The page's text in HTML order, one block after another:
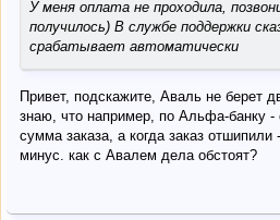
У меня оплата не проходила,
получилось) В службе поддержки
срабатывает автоматически
Привет, подскажите, Аваль не берет
знаю, что например, по Альфа-банку
сумма заказа, а когда заказ отшипили
минус. как с Авалем дела обстоят?